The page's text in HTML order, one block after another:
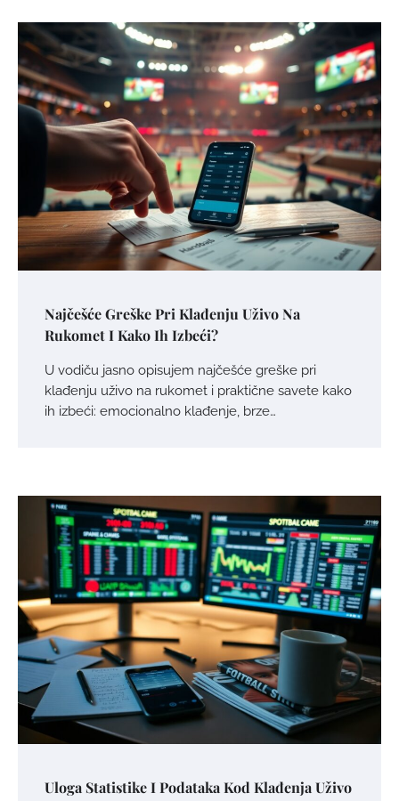
Najčešće Greške Pri Klađenju Uživo Na
Rukomet I Kako Ih Izbeći?
U vodiču jasno opisujem najčešće greške pri
klađenju uživo na rukomet i praktične savete kako
ih izbeći: emocionalno klađenje, brze…
Uloga Statistike I Podataka Kod Klađenja Uživo